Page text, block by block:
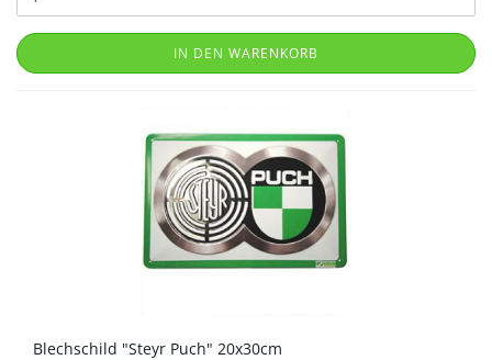
IN DEN WARENKORB
Blechschild "Steyr Puch" 20x30cm